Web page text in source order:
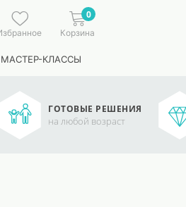
0
Корзина
КЛАССЫ
ГОТОВЫЕ РЕШЕНИЯ
на любой возраст